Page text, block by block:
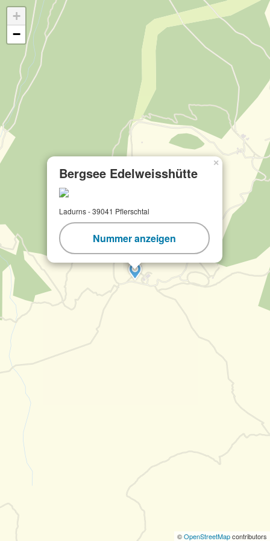
Bergsee Edelweisshütte
Ladurns - 39041 Pflerschtal
Nummer anzeigen
×
+
−
©OpenStreetMapcontributors